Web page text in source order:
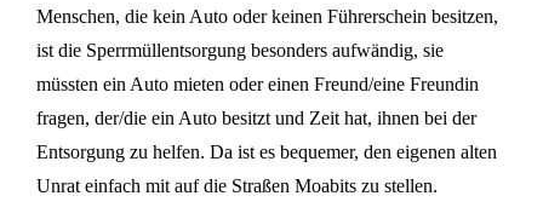
Menschen, die kein Auto oder keinen Führerschein besitzen,
ist die Sperrmüllentsorgung besonders aufwändig, sie
müssten ein Auto mieten oder einen Freund/eine Freundin
fragen, der/die ein Auto besitzt und Zeit hat, ihnen bei der
Entsorgung zu helfen. Da ist es bequemer, den eigenen alten
Unrat einfach mit auf die Straßen Moabits zu stellen.